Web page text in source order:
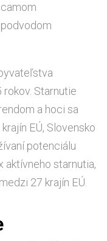
Starnutie
a hoci sa
EÚ, Slovensko
potenciálu
aktívneho starnutia,
27 krajín EÚ.